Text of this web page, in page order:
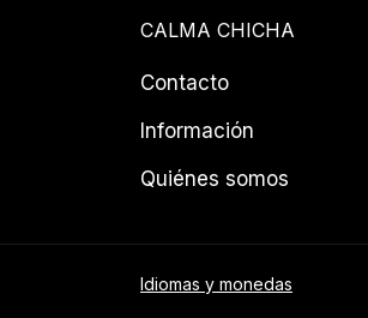
CALMA CHICHA
Contacto
Información
Quiénes somos
Idiomas y monedas